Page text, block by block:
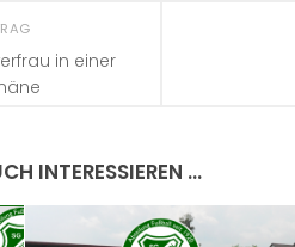
in einer
INTERESSIEREN …